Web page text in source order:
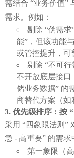
需结合 “业务价值”
需求。例如：
剔除 “伪需
能”，但该功能
或管控提升，可
剔除 “不可行
不开放底层接口
储业务数据” 的
商替代方案（如
优先级排序：按
采用 “四象限法则”
急 - 高重要” 的需求
第一象限（